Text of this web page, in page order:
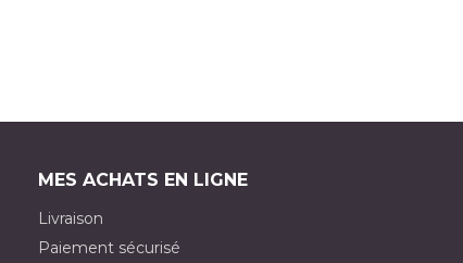
MES ACHATS EN LIGNE
Livraison
Paiement sécurisé